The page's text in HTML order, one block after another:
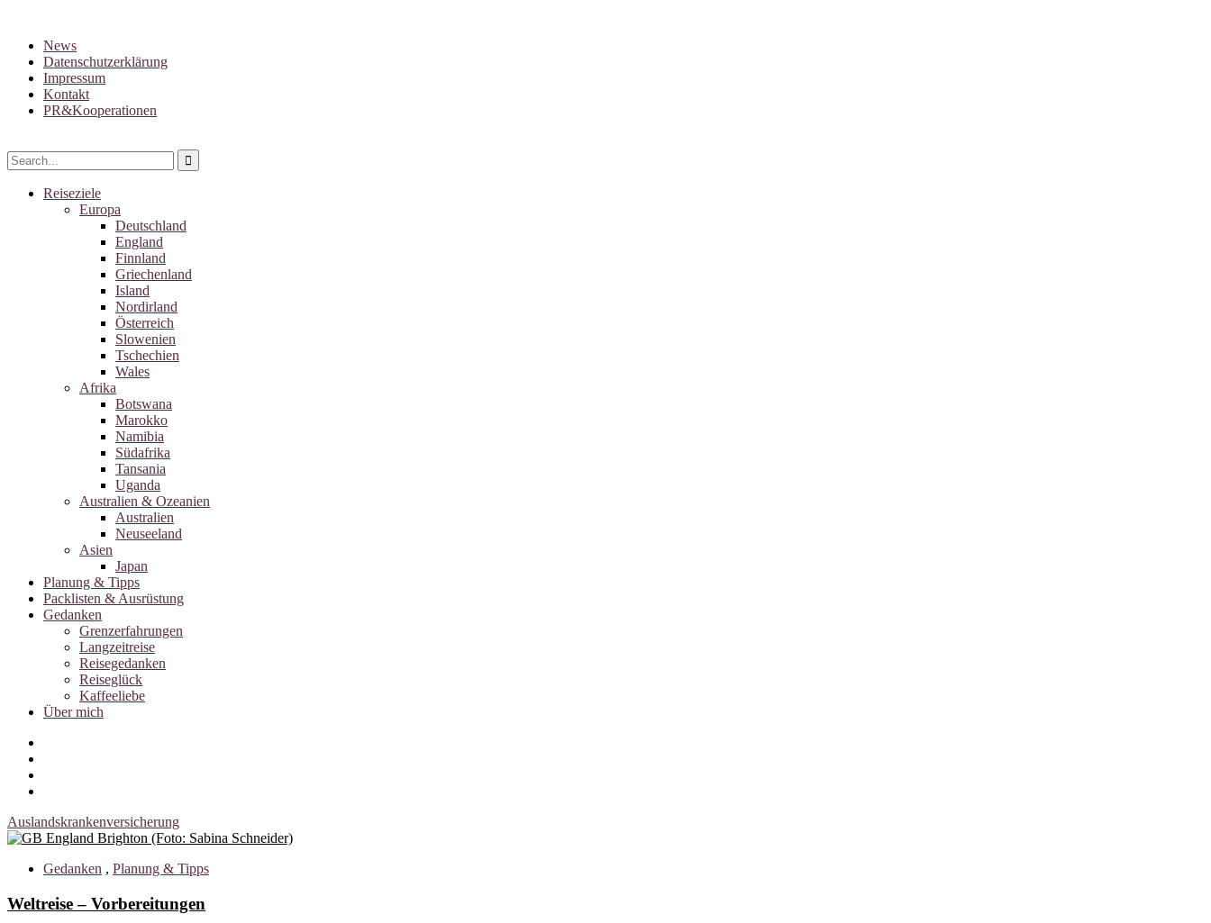
News
Datenschutzerklärung
Impressum
Kontakt
PR&Kooperationen
Reiseziele
Europa
Deutschland
England
Finnland
Griechenland
Island
Nordirland
Österreich
Slowenien
Tschechien
Wales
Afrika
Botswana
Marokko
Namibia
Südafrika
Tansania
Uganda
Australien & Ozeanien
Australien
Neuseeland
Asien
Japan
Planung & Tipps
Packlisten & Ausrüstung
Gedanken
Grenzerfahrungen
Langzeitreise
Reisegedanken
Reiseglück
Kaffeeliebe
Über mich
Auslandskrankenversicherung
Gedanken , Planung & Tipps
Weltreise – Vorbereitungen